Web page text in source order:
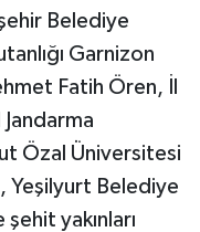
Belediye
Garnizon
Fatih Ören, İl
Özal Üniversitesi
Yeşilyurt Belediye
yakınları